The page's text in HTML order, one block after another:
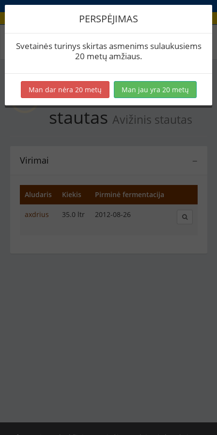
Recepto virimai
Dzūkiškas avižinis
stautas Avižinis stautas
−
Virimai
Aludaris Kiekis Pirminė fermentacija
axdrius 35.0 ltr 2012-08-26
PERSPĖJIMAS
Svetainės turinys skirtas asmenims sulaukusiems
20 metų amžiaus.
Man dar nėra 20 metų Man jau yra 20 metų